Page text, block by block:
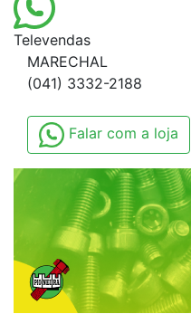
Televendas
MARECHAL
(041) 3332-2188
Falar com a loja